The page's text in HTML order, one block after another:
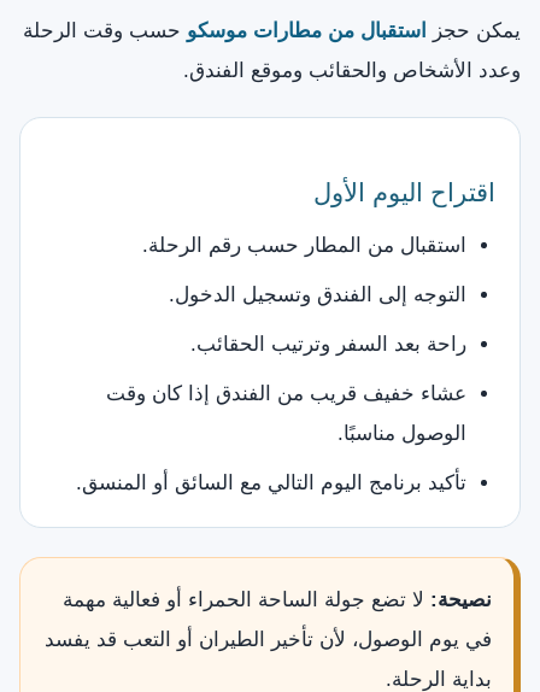
يمكن حجز استقبال من مطارات موسكو حسب وقت الرحلة
وعدد الأشخاص والحقائب وموقع الفندق.
اقتراح اليوم الأول
استقبال من المطار حسب رقم الرحلة.
التوجه إلى الفندق وتسجيل الدخول.
راحة بعد السفر وترتيب الحقائب.
عشاء خفيف قريب من الفندق إذا كان وقت
الوصول مناسبًا.
تأكيد برنامج اليوم التالي مع السائق أو المنسق.
نصيحة: لا تضع جولة الساحة الحمراء أو فعالية مهمة
في يوم الوصول، لأن تأخير الطيران أو التعب قد يفسد
بداية الرحلة.